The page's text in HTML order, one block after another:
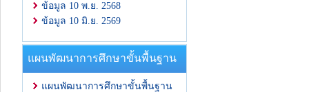
ข้อมูล 10 พ.ย. 2568
ข้อมูล 10 มิ.ย. 2569
แผนพัฒนาการศึกษาขั้นพื้นฐาน
แผนพัฒนาการศึกษาขั้นพื้นฐาน